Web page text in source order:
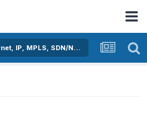
Активное оборудование Ethernet, IP, MPLS, SDN/NFV...